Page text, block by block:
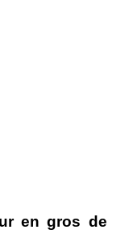
en gros de